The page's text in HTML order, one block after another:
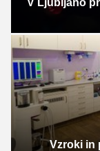
V Ljubljano
Vzroki in